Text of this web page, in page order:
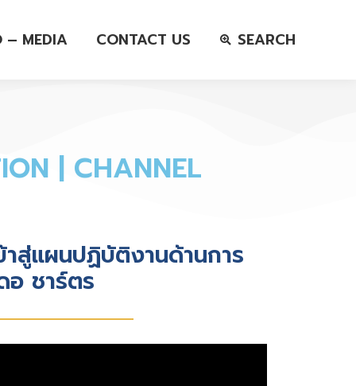
– MEDIA CONTACT US SEARCH
| CHANNEL
สู่แผนปฏิบัติงานด้านการ
อ ชาร์ตร